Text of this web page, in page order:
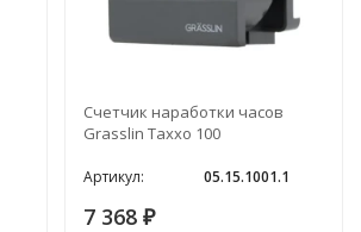
Счетчик наработки часов
Grasslin Taxxo 100
Артикул: 05.15.1001.1
7 368 ₽